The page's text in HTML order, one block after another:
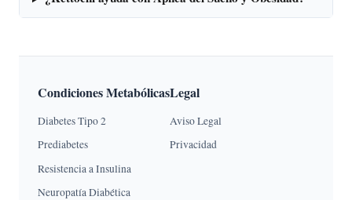
Condiciones Metabólicas
Diabetes Tipo 2
Prediabetes
Resistencia a Insulina
Neuropatía Diabética
Legal
Aviso Legal
Privacidad